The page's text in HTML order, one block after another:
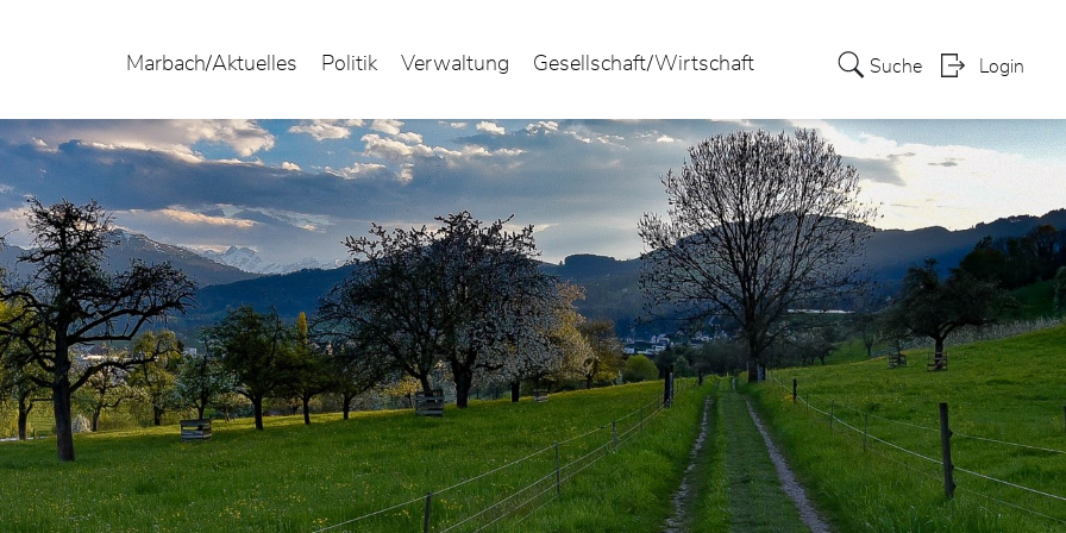
Marbach/Aktuelles Politik Verwaltung Gesellschaft/Wirtschaft Suche Login